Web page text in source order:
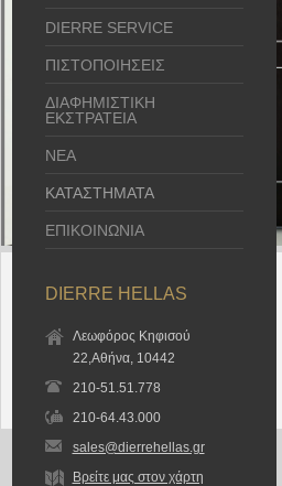
DIERRE SERVICE
ΠΙΣΤΟΠΟΙΗΣΕΙΣ
ΔΙΑΦΗΜΙΣΤΙΚΗ
ΕΚΣΤΡΑΤΕΙΑ
ΝΕΑ
ΚΑΤΑΣΤΗΜΑΤΑ
ΕΠΙΚΟΙΝΩΝΙΑ
DIERRE HELLAS
Λεωφόρος Κηφισού
22,Αθήνα, 10442
210-51.51.778
210-64.43.000
sales@dierrehellas.gr
Βρείτε μας στον χάρτη